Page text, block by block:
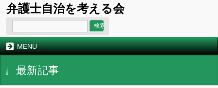
弁護士自治を考える会
MENU
最新記事